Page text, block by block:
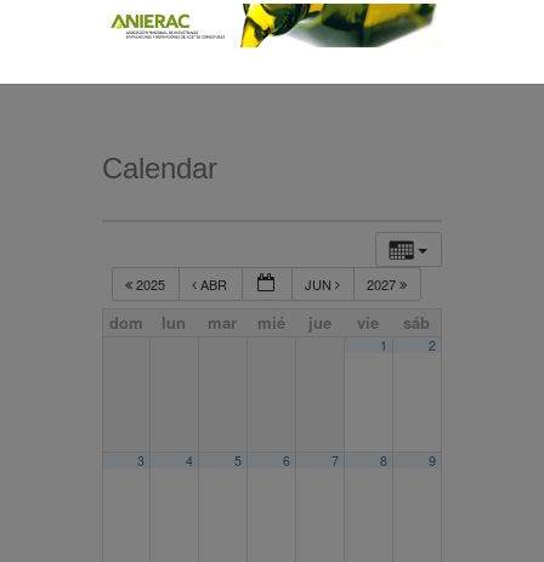
Calendar
2025 ABR JUN 2027
dom lun mar mié jue vie sáb
1 2
3 4 5 6 7 8 9